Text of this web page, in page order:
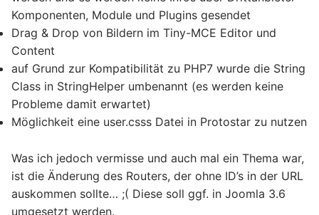
Komponenten, Module und Plugins gesendet
Drag & Drop von Bildern im Tiny-MCE Editor und
Content
auf Grund zur Kompatibilität zu PHP7 wurde die String
Class in StringHelper umbenannt (es werden keine
Probleme damit erwartet)
Möglichkeit eine user.csss Datei in Protostar zu nutzen
Was ich jedoch vermisse und auch mal ein Thema war,
ist die Änderung des Routers, der ohne ID’s in der URL
auskommen sollte… ;( Diese soll ggf. in Joomla 3.6
umgesetzt werden.